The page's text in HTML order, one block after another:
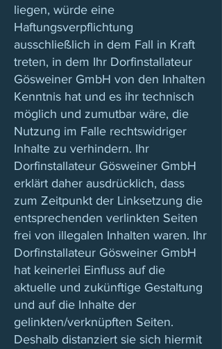
liegen, würde eine
Haftungsverpflichtung
ausschließlich in dem Fall in Kraft
treten, in dem Ihr Dorfinstallateur
Gösweiner GmbH von den Inhalten
Kenntnis hat und es ihr technisch
möglich und zumutbar wäre, die
Nutzung im Falle rechtswidriger
Inhalte zu verhindern. Ihr
Dorfinstallateur Gösweiner GmbH
erklärt daher ausdrücklich, dass
zum Zeitpunkt der Linksetzung die
entsprechenden verlinkten Seiten
frei von illegalen Inhalten waren. Ihr
Dorfinstallateur Gösweiner GmbH
hat keinerlei Einfluss auf die
aktuelle und zukünftige Gestaltung
und auf die Inhalte der
gelinkten/verknüpften Seiten.
Deshalb distanziert sie sich hiermit